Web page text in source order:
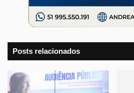
Posts relacionados